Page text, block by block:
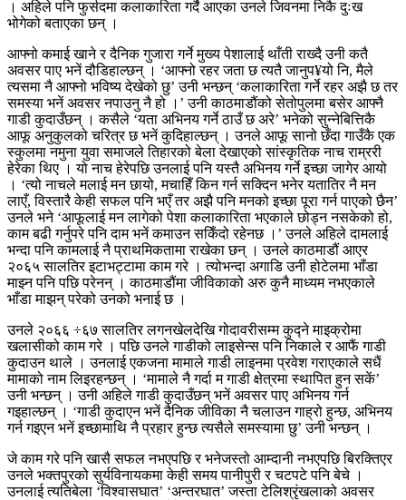
। अहिले पनि फुर्सदमा कलाकारिता गर्दै आएका उनले जिवनमा निकै दुःख
भोगेको बताएका छन् ।
आफ्नो कमाई खाने र दैनिक गुजारा गर्ने मुख्य पेशालाई थाँती राख्दै उनी कतै
अवसर पाए भनें दौडिहाल्छन् । ‘आफ्नो रहर जता छ त्यतै जानुप¥यो नि, मैले
त्यसमा नै आफ्नो भविष्य देखेको छु’ उनी भन्छन् ‘कलाकारिता गर्ने रहर अझै छ तर
समस्या भनें अवसर नपाउनु नै हो ।’ उनी काठमाडौंको सेतोपुलमा बसेर आफ्नै
गाडी कुदाउँछन् । कसैले ‘यता अभिनय गर्ने ठाउँ छ अरे’ भनेको सुन्नेबित्तिकै
आफू अनुकुलको चरित्र छ भनें कुदिहाल्छन् । उनले आफू सानो छँदा गाउँकै एक
स्कुलमा नमुना युवा समाजले तिहारको बेला देखाएको सांस्कृतिक नाच राम्ररी
हेरेका थिए । यो नाच हेरेपछि उनलाई पनि यस्तै अभिनय गर्ने इच्छा जागेर आयो
। ‘त्यो नाचले मलाई मन छायो, मचाहिँ किन गर्न सक्दिन भनेर यतातिर नै मन
लाएँ, विस्तारै केही सफल पनि भएँ तर अझै पनि मनको इच्छा पूरा गर्न पाएको छैन’
उनले भने ‘आफूलाई मन लागेको पेशा कलाकारिता भएकाले छोड्न नसकेको हो,
काम बढी गर्नुपरे पनि दाम भनें कमाउन सकिँदो रहेनछ ।’ उनले अहिले दामलाई
भन्दा पनि कामलाई नै प्राथमिकतामा राखेका छन् । उनले काठमाडौं आएर
२०६५ सालतिर इटाभट्टामा काम गरे । त्योभन्दा अगाडि उनी होटेलमा भाँडा
माझ्न पनि पछि परेनन् । काठमाडौंमा जीविकाको अरु कुनै माध्यम नभएकाले
भाँडा माझन् परेको उनको भनाई छ ।
उनले २०६६ ÷६७ सालतिर लगनखेलदेखि गोदावरीसम्म कुद्ने माइक्रोमा
खलासीको काम गरे । पछि उनले गाडीको लाइसेन्स पनि निकाले र आफैं गाडी
कुदाउन थाले । उनलाई एकजना मामाले गाडी लाइनमा प्रवेश गराएकाले सधैं
मामाको नाम लिइरहन्छन् । ‘मामाले नै गर्दा म गाडी क्षेत्रमा स्थापित हुन सकें’
उनी भन्छन् । उनी अहिले गाडी कुदाउँछन् भनें अवसर पाए अभिनय गर्न
गइहाल्छन् । ‘गाडी कुदाएन भनें दैनिक जीविका नै चलाउन गाह्रो हुन्छ, अभिनय
गर्न गइएन भनें इच्छामाथि नै प्रहार हुन्छ त्यसैले समस्यामा छु’ उनी भन्छन् ।
जे काम गरे पनि खासै सफल नभएपछि र भनेजस्तो आम्दानी नभएपछि बिरक्तिएर
उनले भक्तपुरको सुर्यविनायकमा केही समय पानीपुरी र चटपटे पनि बेचे ।
उनलाई त्यतिबेला ‘विश्वासघात’ ‘अन्तरघात’ जस्ता टेलिश्रृंखलाको अवसर